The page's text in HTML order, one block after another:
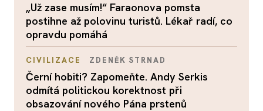
„Už zase musím!“ Faraonova pomsta
postihne až polovinu turistů. Lékař radí, co
opravdu pomáhá
CIVILIZACE ZDENĚK STRNAD
Černí hobiti? Zapomeňte. Andy Serkis
odmítá politickou korektnost při
obsazování nového Pána prstenů